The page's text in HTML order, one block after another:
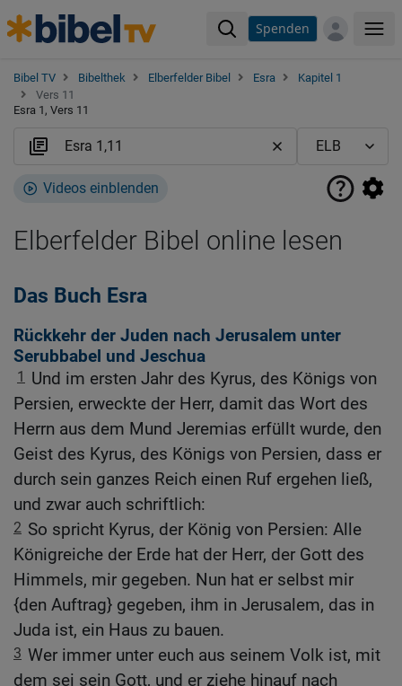
Spenden
Bibel TV Bibelthek Elberfelder Bibel Esra
Kapitel 1
Vers 11
Esra 1, Vers 11
Videos einblenden
Elberfelder Bibel online lesen
Das Buch Esra
Rückkehr der Juden nach Jerusalem unter
Serubbabel und Jeschua
1
Und im ersten Jahr des Kyrus, des Königs von
Persien, erweckte der Herr, damit das Wort des
Herrn aus dem Mund Jeremias erfüllt wurde, den
Geist des Kyrus, des Königs von Persien, dass er
durch sein ganzes Reich einen Ruf ergehen ließ,
und zwar auch schriftlich:
2 So spricht Kyrus, der König von Persien: Alle
Königreiche der Erde hat der Herr, der Gott des
Himmels, mir gegeben. Nun hat er selbst mir
{den Auftrag} gegeben, ihm in Jerusalem, das in
Juda ist, ein Haus zu bauen.
3 Wer immer unter euch aus seinem Volk ist, mit
dem sei sein Gott, und er ziehe hinauf nach